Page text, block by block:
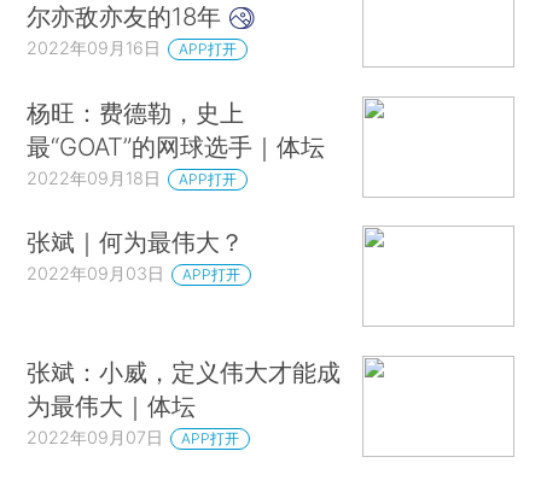
尔亦敌亦友的18年
2022年09月16日 APP打开
杨旺：费德勒，史上
最“GOAT”的网球选手｜体坛
2022年09月18日 APP打开
张斌｜何为最伟大？
2022年09月03日 APP打开
张斌：小威，定义伟大才能成
为最伟大｜体坛
2022年09月07日 APP打开